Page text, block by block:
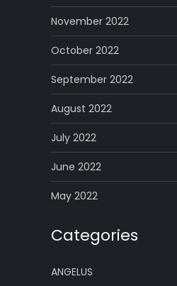
November 2022
October 2022
September 2022
August 2022
July 2022
June 2022
May 2022
Categories
ANGELUS